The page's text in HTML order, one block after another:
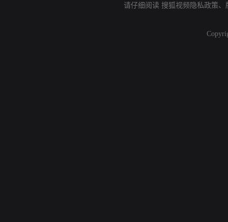
请仔细阅读 搜狐视频隐私政策、